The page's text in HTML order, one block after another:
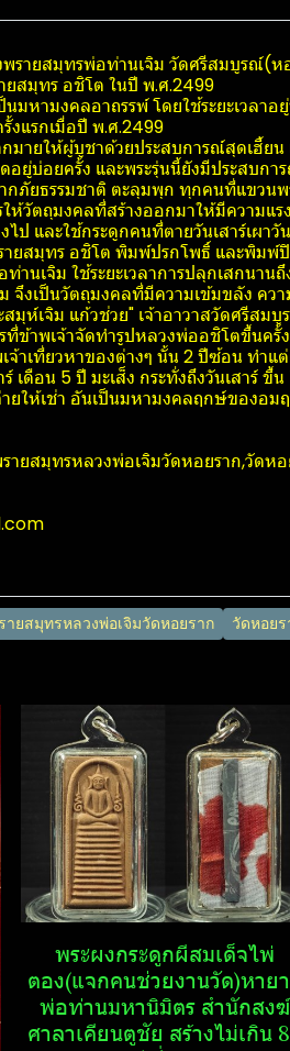
รายสมุทรพ่อท่านเจิม วัดศรีสมบูรณ์(ห
ยสมุทร อชิโต ในปี พ.ศ.2499
มหามงคลอาถรรพ์​ โดยใช้ระยะเวล
แรกเมื่อปี พ.ศ.2499
มายให้ผู้บูชาด้วยประสบการณ์สุดเฮี้
อยู่บ่อยครั้ง และพระรุ่นนี้ยังมีประสบก
ภัยธรรมชาติ ตะลุมพุก ทุกคนที่แขวนพ
วัตถุมงคลที่สร้างออกมาให้มีความแ
ป และใช้กระดูกคนที่ตายวันเสาร์เผ
ยสมุทร อชิโต พิมพ์ปรกโพธิ์ และพิม
านเจิม ใช้ระยะเวลาการปลุกเสกนา
จึงเป็นวัตถุมงคลที่มีความเข้มขลัง ค
มุห์เจิม แก้วช่วย" เจ้าอาวาสวัดศรีสม
ข้าพเจ้าจัดทำรูปหลวงพ่ออชิโตขึ้นค
าเที่ยวหาของต่างๆ นั้น 2 ปีซ้อน ทำแ
เดือน 5 ปี มะเส็ง กระทั่งถึงวันเสา
ยให้เช่า อันเป็นมหามงคลฤกษ์ของอม
ยสมุทรหลวงพ่อเจิมวัดหอยราก,วัดหอ
ายสมุทรหลวงพ่อเจิมวัดหอยราก วัดหอย
พระผงกระดูก​ผี​สมเด็จไพ่
ตอง(แจกคนช่วยงานวัด)หาย
พ่อท่านมหานิ​มิตร​ สำนักสงฆ์​
ศาลา​เคียน​ตู​ชัย​ สร้างไม่เกิน